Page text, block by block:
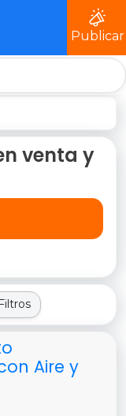
Publicar
venta y
Filtros
Aire y